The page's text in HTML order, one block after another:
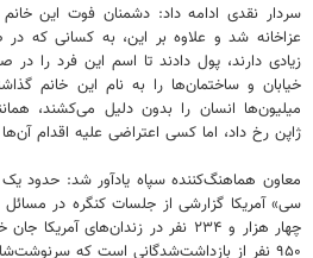
سردار نقدی ادامه داد: دشمنان فوت این خانم
عزاخانه شد و علاوه بر این، به کسانی که
زیادی دارند، پول دادند تا اسم این فرد را
خیابان و ساختمان‌ها را به نام این خانم
میلیون‌ها انسان را بدون دلیل می‌کشند،
ژاپن رخ داد، اما کسی اعتراضی علیه اقدام
معاون هماهنگ‌کننده سپاه یادآور شد: حدود
سی» آمریکا گزارشی از جلسات کنگره در
چهار هزار و ۲۳۴ نفر در زندان‌های
۹۵۰ نفر از بازداشت‌شدگانی است که